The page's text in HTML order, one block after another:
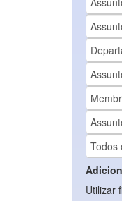
Utilizar